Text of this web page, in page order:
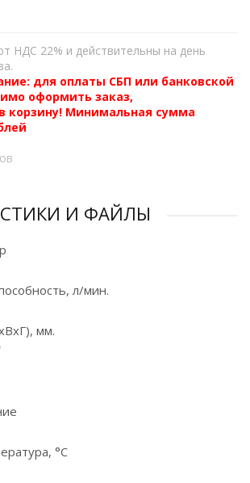
НДС 22% и действительны на день
для оплаты СБП или банковской
оформить заказ,
корзину! Минимальная сумма
И ФАЙЛЫ
л/мин.
мм.
°C